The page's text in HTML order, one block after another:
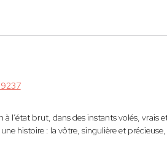
à l’état brut, dans des instants volés, vrais
histoire : la vôtre, singulière et